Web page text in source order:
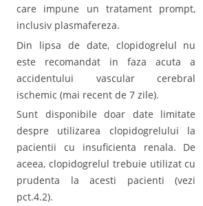
care impune un tratament prompt,
inclusiv plasmafereza.
Din lipsa de date, clopidogrelul nu
este recomandat in faza acuta a
accidentului vascular cerebral
ischemic (mai recent de 7 zile).
Sunt disponibile doar date limitate
despre utilizarea clopidogrelului la
pacientii cu insuficienta renala. De
aceea, clopidogrelul trebuie utilizat cu
prudenta la acesti pacienti (vezi
pct.4.2).